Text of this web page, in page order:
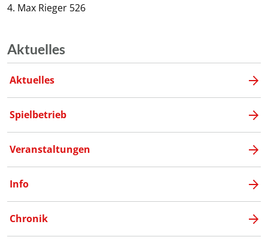
4. Max Rieger 526
Aktuelles
Aktuelles
Spielbetrieb
Veranstaltungen
Info
Chronik